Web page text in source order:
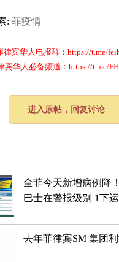
: 菲疫情
律宾华人电报群：https://t.me/
宾华人必备频道：https://t.me/
进入原帖，回复讨论
全菲今天新增病例降
巴士在警报级别 1下运
去年菲律宾SM 集团